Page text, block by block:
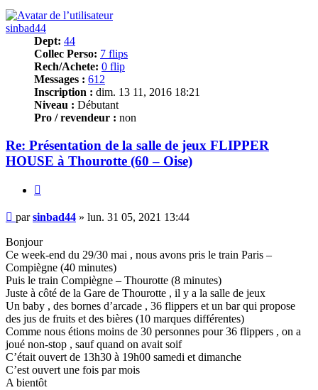
sinbad44
Dept: 44
Collec Perso: 7 flips
Rech/Achete: 0 flip
Messages : 612
Inscription : dim. 13 11, 2016 18:21
Niveau : Débutant
Pro / revendeur : non
Re: Présentation de la salle de jeux FLIPPER
HOUSE à Thourotte (60 – Oise)
Message
parsinbad44 » lun. 31 05, 2021 13:44
Bonjour
Ce week-end du 29/30 mai , nous avons pris le train Paris –
Compiègne (40 minutes)
Puis le train Compiègne – Thourotte (8 minutes)
Juste à côté de la Gare de Thourotte , il y a la salle de jeux
Un baby , des bornes d’arcade , 36 flippers et un bar qui propose
des jus de fruits et des bières (10 marques différentes)
Comme nous étions moins de 30 personnes pour 36 flippers , on a
joué non-stop , sauf quand on avait soif
C’était ouvert de 13h30 à 19h00 samedi et dimanche
C’est ouvert une fois par mois
A bientôt